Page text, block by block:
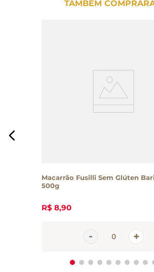
TAMBÉM
Macarrão Fusilli Sem Glúten
500g
R$ 8,90